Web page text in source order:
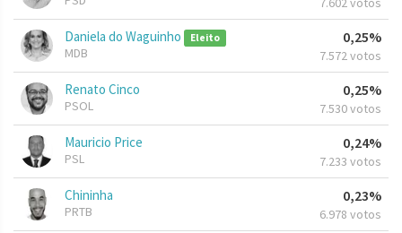
Daniela do Waguinho Eleito
MDB
0,25%
7.572 votos
Renato Cinco
PSOL
0,25%
7.530 votos
Mauricio Price
PSL
0,24%
7.233 votos
Chininha
PRTB
0,23%
6.978 votos